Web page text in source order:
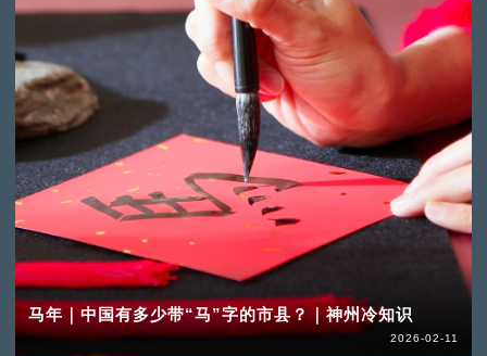
马年｜中国有多少带“马”字的市县？｜神州冷知识
2026-02-11